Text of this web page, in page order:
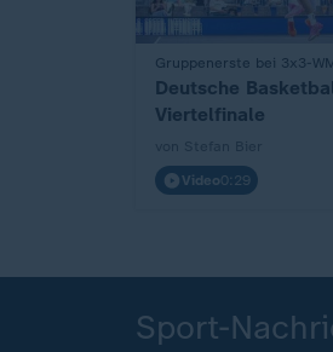
Gruppenerste bei 3x3-
:
Deutsche
Viertelfinale
Video0:29
Sport-